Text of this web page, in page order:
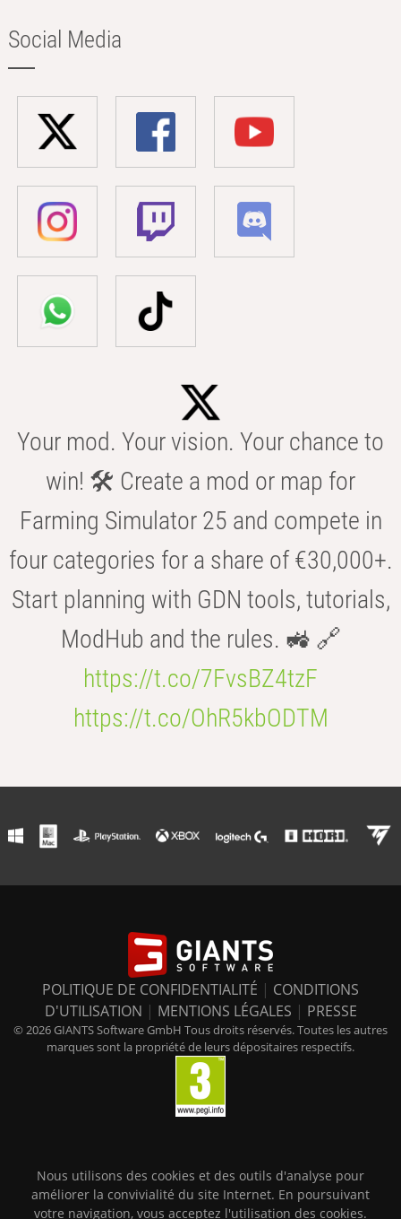
Social Media
Your mod. Your vision. Your chance to
win! 🛠️ Create a mod or map for
Farming Simulator 25 and compete in
four categories for a share of €30,000+.
Start planning with GDN tools, tutorials,
ModHub and the rules. 🚜 🔗
https://t.co/7FvsBZ4tzF
https://t.co/OhR5kbODTM
POLITIQUE DE CONFIDENTIALITÉ | CONDITIONS
D'UTILISATION | MENTIONS LÉGALES | PRESSE
© 2026 GIANTS Software GmbH Tous droits réservés. Toutes les autres
marques sont la propriété de leurs dépositaires respectifs.
Nous utilisons des cookies et des outils d'analyse pour
améliorer la convivialité du site Internet. En poursuivant
votre navigation, vous acceptez l'utilisation des cookies.